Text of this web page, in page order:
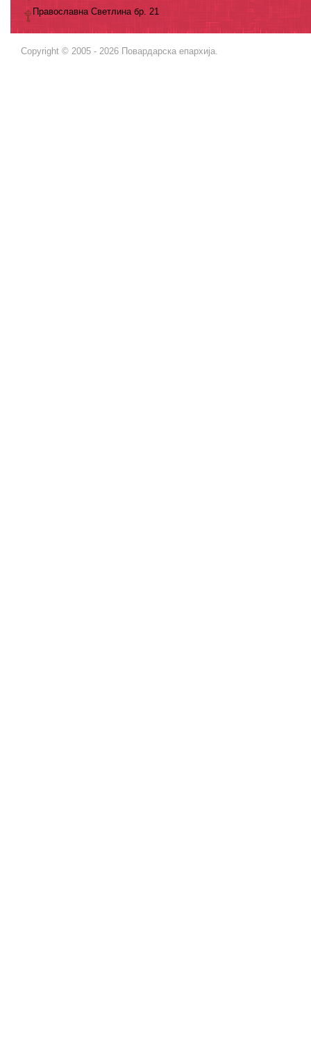
Православна Светлина бр. 21
Copyright © 2005 - 2026 Повардарска епархија.